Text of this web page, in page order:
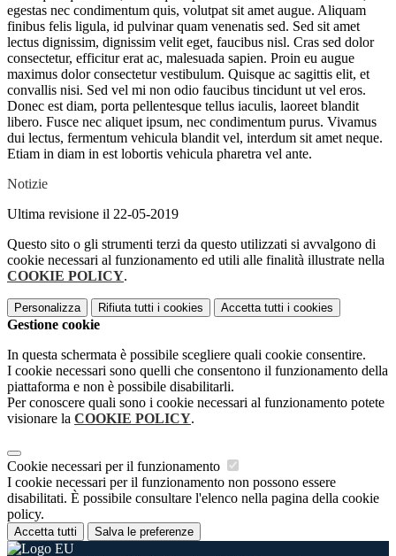
egestas nec condimentum quis, volutpat sit amet augue. Aliquam
finibus felis ligula, id pulvinar quam venenatis sed. Sed sit amet
lectus dignissim, dignissim velit eget, faucibus nisl. Cras sed dolor
consectetur, efficitur erat ac, malesuada sapien. Proin eu augue
maximus dolor consectetur vestibulum. Quisque ac sagittis elit, et
convallis nisi. Sed vel mi non odio faucibus tincidunt ut vel eros.
Donec est diam, porta pellentesque tellus iaculis, laoreet blandit
libero. Fusce nec aliquet ipsum, nec condimentum purus. Vivamus
dui lectus, fermentum vehicula blandit vel, interdum sit amet neque.
Etiam in diam in est lobortis vehicula pharetra vel ante.
Notizie
Ultima revisione il 22-05-2019
Questo sito o gli strumenti terzi da questo utilizzati si avvalgono di
cookie necessari al funzionamento ed utili alle finalità illustrate nella
COOKIE POLICY.
Personalizza Rifiuta tutti i cookies Accetta tutti i cookies
Gestione cookie
In questa schermata è possibile scegliere quali cookie consentire.
I cookie necessari sono quelli che consentono il funzionamento della
piattaforma e non è possibile disabilitarli.
Per conoscere quali sono i cookie necessari al funzionamento potete
visionare la COOKIE POLICY.
Cookie necessari per il funzionamento
I cookie necessari per il funzionamento non possono essere
disabilitati. È possibile consultare l'elenco nella pagina della cookie
policy.
Accetta tutti Salva le preferenze